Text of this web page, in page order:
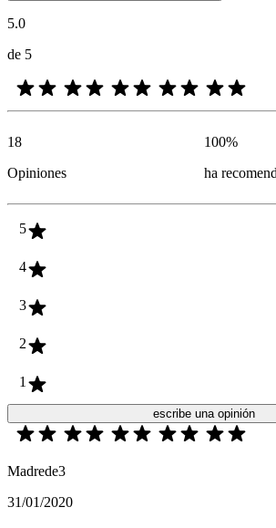
5.0
de 5
18
Opiniones
100%
ha
5
4
3
2
1
escribe una opinión
Madrede3
31/01/2020